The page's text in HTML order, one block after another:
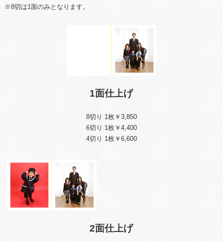
※8切は1面のみとなります。
1面仕上げ
8切り 1枚￥3,850
6切り 1枚￥4,400
4切り 1枚￥6,600
2面仕上げ